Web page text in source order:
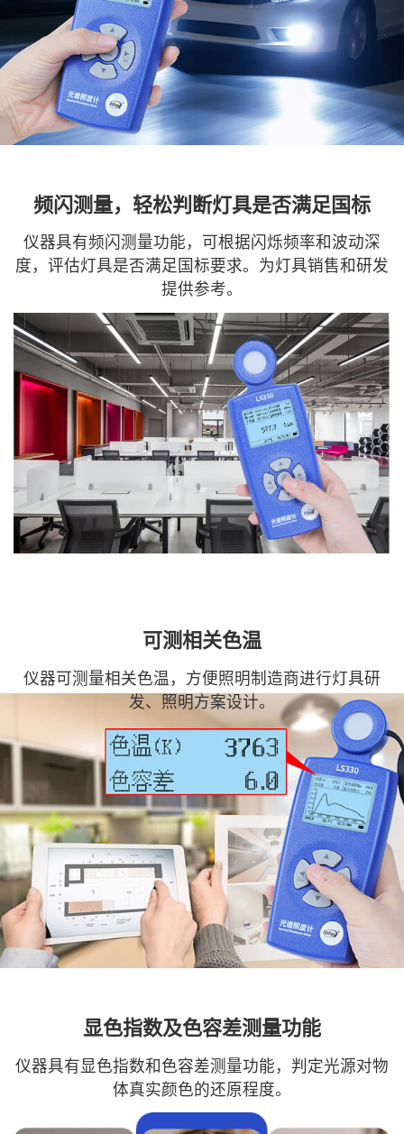
频闪测量，轻松判断灯具是否满足国标
仪器具有频闪测量功能，可根据闪烁频率和波动深
度，评估灯具是否满足国标要求。为灯具销售和研发
提供参考。
可测相关色温
仪器可测量相关色温，方便照明制造商进行灯具研
发、照明方案设计。
显色指数及色容差测量功能
仪器具有显色指数和色容差测量功能，判定光源对物
体真实颜色的还原程度。